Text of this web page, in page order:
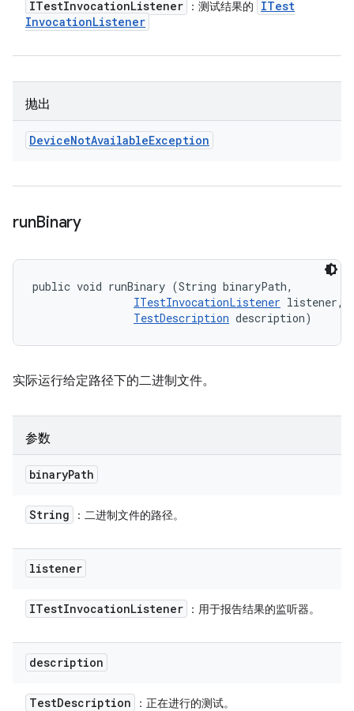
ITestInvocationListener ：测试结果的
ITest
InvocationListener
抛出
DeviceNotAvailableException
runBinary
public void runBinary (String binaryPath,
ITestInvocationListener listener,
TestDescription description)
实际运行给定路径下的二进制文件。
参数
binaryPath
String ：二进制文件的路径。
listener
ITestInvocationListener ：用于报告结果的监听器。
description
TestDescription ：正在进行的测试。